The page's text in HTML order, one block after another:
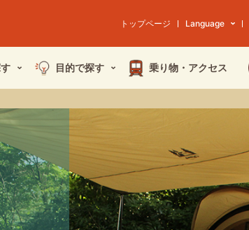
トップページ Language
目的で探す 乗り物・ アクセス